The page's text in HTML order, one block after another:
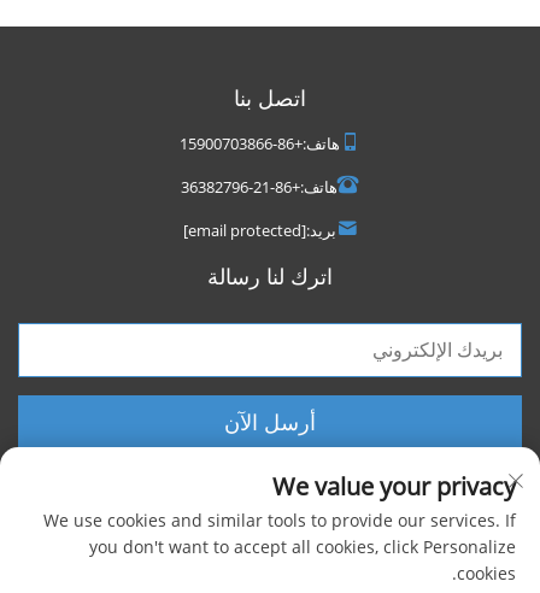
اتصل بنا
هاتف:+86-15900703866
هاتف:+86-21-36382796
بريد:[email protected]
اترك لنا رسالة
أرسل الآن
We value your privacy
We use cookies and similar tools to provide our services. If
you don't want to accept all cookies, click Personalize
cookies.